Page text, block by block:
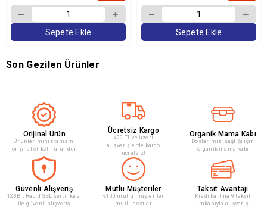
Sepete Ekle Sepete Ekle
Son Gezilen Ürünler
Orijinal Ürün
Ürünleriminiz tamamı
orijinal etiketli üründür
Ücretsiz Kargo
499 TL ve üzeri
alışverişlerde kargo
ücretsiz!
Organik Mama Kabı
Doslarımızı sağlığı için
organik mama kabı
Güvenli Alışveriş
128Bit Rapid SSL sertifikası
ile güvenli alışveriş
Mutlu Müşteriler
%100 mutlu müşteriler
mutlu dostlar
Taksit Avantajı
Kredi kartına 9 taksit
imkanıyla alışveriş